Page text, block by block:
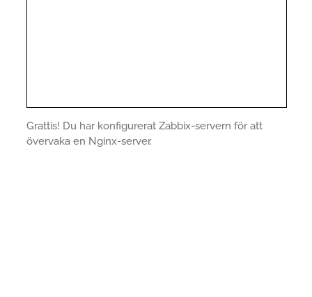
Grattis! Du har konfigurerat Zabbix-servern för att
övervaka en Nginx-server.